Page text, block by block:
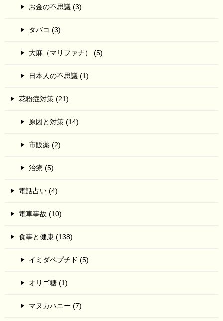
お金の不思議 (3)
タバコ (3)
大麻（マリファナ） (5)
日本人の不思議 (1)
花粉症対策 (21)
原因と対策 (14)
市販薬 (2)
治療 (5)
電話占い (4)
電車事故 (10)
食事と健康 (138)
イミダペプチド (5)
オリゴ糖 (1)
マヌカハニー (7)